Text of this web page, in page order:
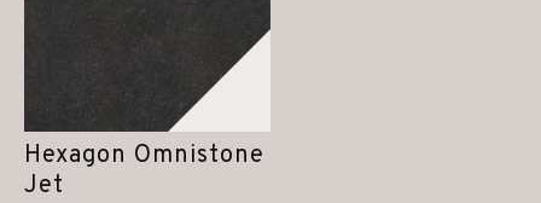
Hexagon Omnistone
Jet